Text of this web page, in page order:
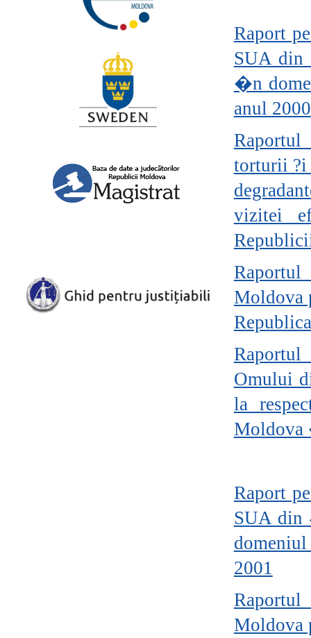
Raport
SUA din
�n
anul 2000
Raportul
torturii ?i
vizitei
Moldova
Omului
la
Moldova
Raport
SUA din
2001
Moldova